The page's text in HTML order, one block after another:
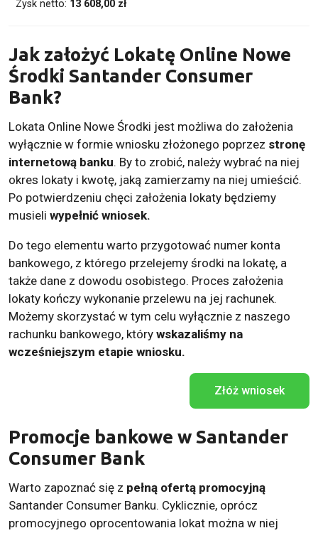
Zysk netto: 13 608,00 zł
Jak założyć Lokatę Online Nowe
Środki Santander Consumer
Bank?
Lokata Online Nowe Środki jest możliwa do założenia
wyłącznie w formie wniosku złożonego poprzez stronę
internetową banku. By to zrobić, należy wybrać na niej
okres lokaty i kwotę, jaką zamierzamy na niej umieścić.
Po potwierdzeniu chęci założenia lokaty będziemy
musieli wypełnić wniosek.
Do tego elementu warto przygotować numer konta
bankowego, z którego przelejemy środki na lokatę, a
także dane z dowodu osobistego. Proces założenia
lokaty kończy wykonanie przelewu na jej rachunek.
Możemy skorzystać w tym celu wyłącznie z naszego
rachunku bankowego, który wskazaliśmy na
wcześniejszym etapie wniosku.
Złóż wniosek
Promocje bankowe w Santander
Consumer Bank
Warto zapoznać się z pełną ofertą promocyjną
Santander Consumer Banku. Cyklicznie, oprócz
promocyjnego oprocentowania lokat można w niej